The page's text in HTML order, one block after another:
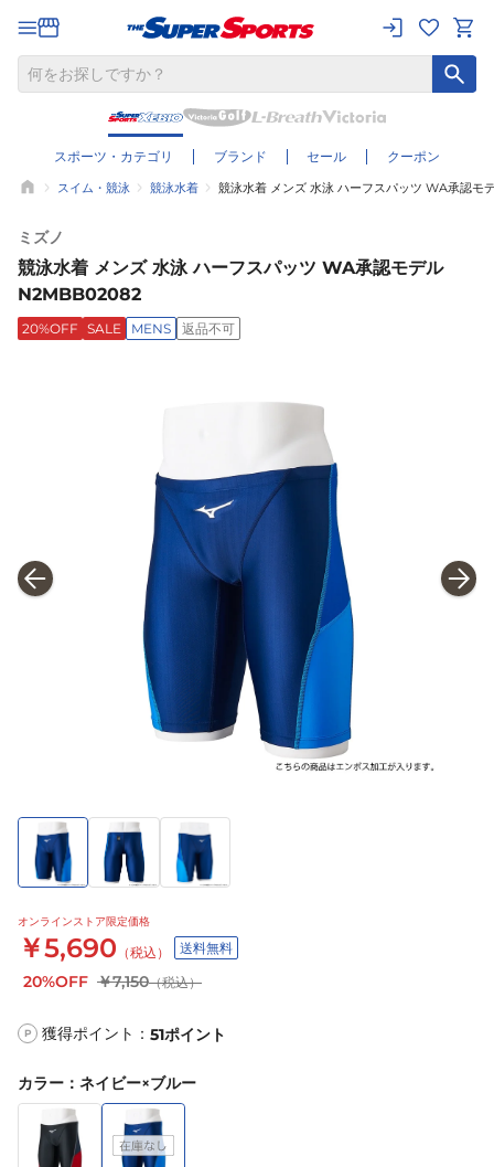
スポーツ・カテゴリ ブランド セール クーポン
スイム・競泳 競泳水着 競泳水着 メンズ 水泳 ハーフスパッツ WA承認モ
ミズノ
競泳水着 メンズ 水泳 ハーフスパッツ WA承認モデル
N2MBB02082
20%OFF SALE MENS 返品不可
オンラインストア限定価格
￥5,690 （税込） 送料無料
20%OFF ￥7,150（税込）
P 獲得ポイント： 51ポイント
カラー ： ネイビー×ブルー